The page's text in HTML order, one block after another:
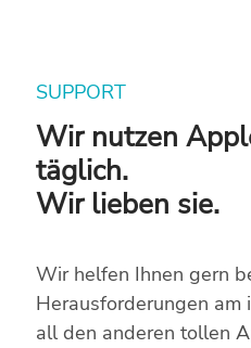
SUPPORT
Wir nutzen
täglich.
Wir lieben sie.
Wir helfen Ihnen gern
Herausforderungen am
all den anderen tollen